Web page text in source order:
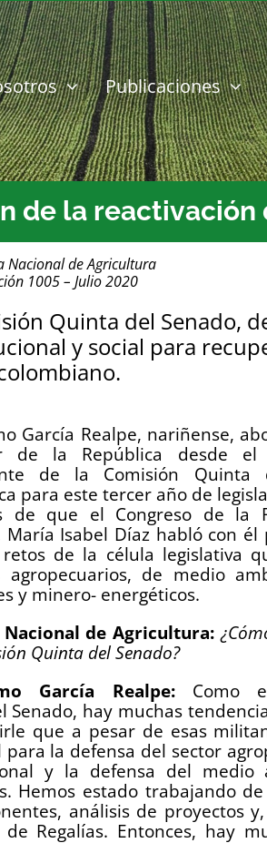
Publicaciones
de la reactivación
Nacional de Agricultura
1005 – Julio 2020
Quinta del Senado,
y social para
García Realpe, nariñense,
de la República desde el
de la Comisión Quinta
para este tercer año de
de que el Congreso de la
María Isabel Díaz habló con él
de la célula legislativa
agropecuarios, de medio
y minero- energéticos.
Nacional de Agricultura:
Quinta del Senado?
García Realpe: Como
Senado, hay muchas
que a pesar de esas
la defensa del sector
y la defensa del medio
Hemos estado trabajando
análisis de proyectos
Regalías. Entonces, hay